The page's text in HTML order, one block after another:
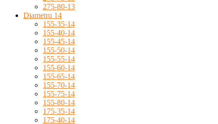
275-80-13
Diametru 14
155-35-14
155-40-14
155-45-14
155-50-14
155-55-14
155-60-14
155-65-14
155-70-14
155-75-14
155-80-14
175-35-14
175-40-14